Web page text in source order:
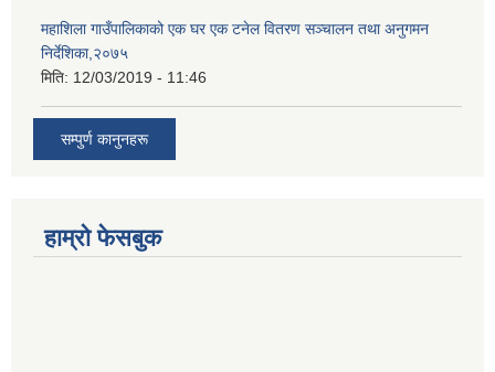
महाशिला गाउँपालिकाको एक घर एक टनेल वितरण सञ्चालन तथा अनुगमन
निर्देशिका,२०७५
मिति: 12/03/2019 - 11:46
सम्पुर्ण कानुनहरू
हाम्रो फेसबुक